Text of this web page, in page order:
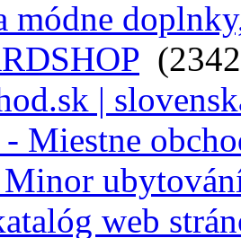
módne
|
Miestne
web